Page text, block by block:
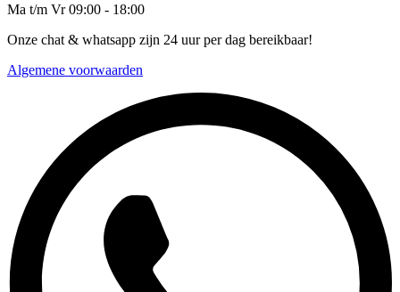
Ma t/m Vr 09:00 - 18:00
Onze chat & whatsapp zijn 24 uur per dag bereikbaar!
Algemene voorwaarden